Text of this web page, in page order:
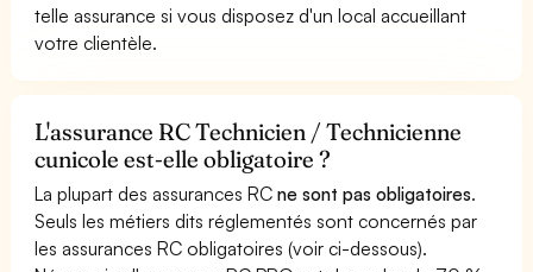
telle assurance si vous disposez d'un local accueillant
votre clientèle.
L'assurance RC Technicien / Technicienne
cunicole est-elle obligatoire ?
La plupart des assurances RCne sont pas obligatoires.
Seuls les métiers dits réglementés sont concernés par
les assurances RC obligatoires (voir ci-dessous).